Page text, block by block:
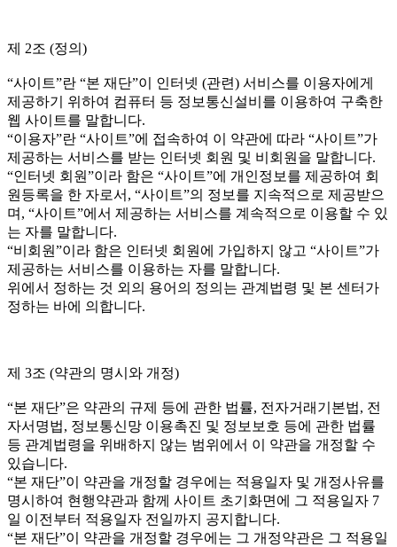
제 2조 (정의)
“사이트”란 “본 재단”이 인터넷 (관련) 서비스를 이용자에게
제공하기 위하여 컴퓨터 등 정보통신설비를 이용하여 구축한
웹 사이트를 말합니다.
“이용자”란 “사이트”에 접속하여 이 약관에 따라 “사이트”가
제공하는 서비스를 받는 인터넷 회원 및 비회원을 말합니다.
“인터넷 회원”이라 함은 “사이트”에 개인정보를 제공하여 회
원등록을 한 자로서, “사이트”의 정보를 지속적으로 제공받으
며, “사이트”에서 제공하는 서비스를 계속적으로 이용할 수 있
는 자를 말합니다.
“비회원”이라 함은 인터넷 회원에 가입하지 않고 “사이트”가
제공하는 서비스를 이용하는 자를 말합니다.
위에서 정하는 것 외의 용어의 정의는 관계법령 및 본 센터가
정하는 바에 의합니다.
제 3조 (약관의 명시와 개정)
“본 재단”은 약관의 규제 등에 관한 법률, 전자거래기본법, 전
자서명법, 정보통신망 이용촉진 및 정보보호 등에 관한 법률
등 관계법령을 위배하지 않는 범위에서 이 약관을 개정할 수
있습니다.
“본 재단”이 약관을 개정할 경우에는 적용일자 및 개정사유를
명시하여 현행약관과 함께 사이트 초기화면에 그 적용일자 7
일 이전부터 적용일자 전일까지 공지합니다.
“본 재단”이 약관을 개정할 경우에는 그 개정약관은 그 적용일